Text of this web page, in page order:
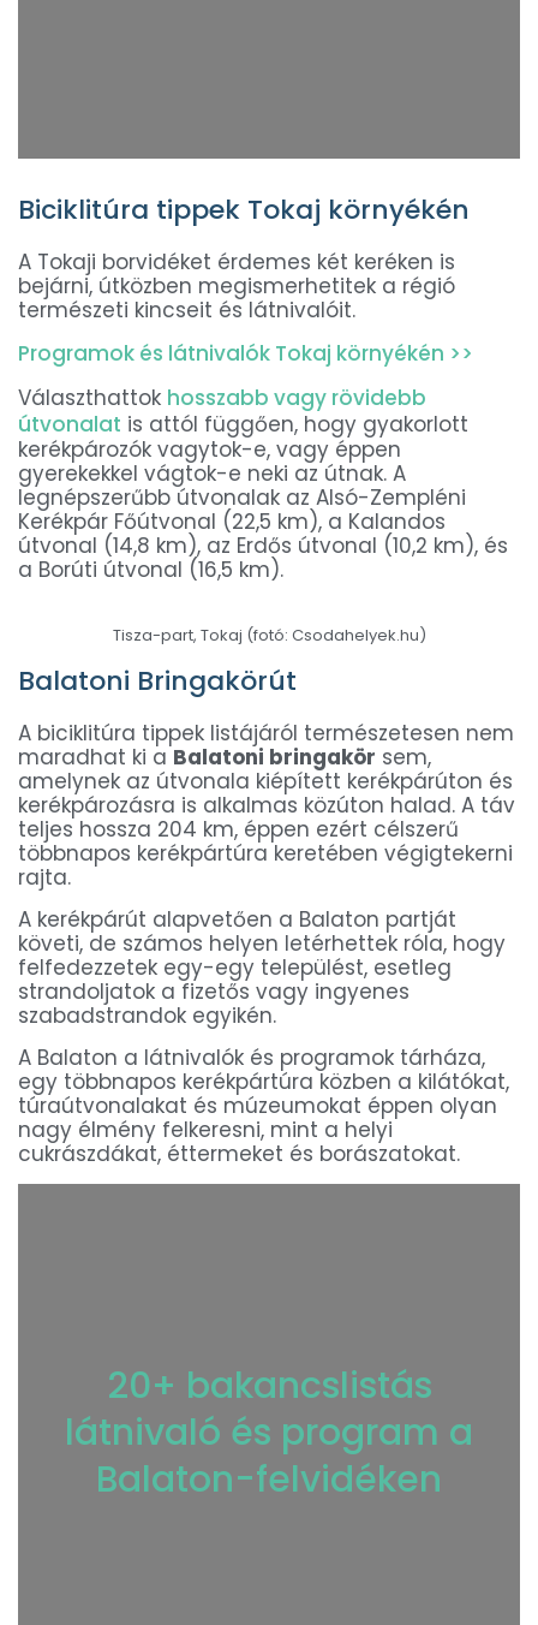
Biciklitúra tippek Tokaj környékén
A Tokaji borvidéket érdemes két keréken is
bejárni, útközben megismerhetitek a régió
természeti kincseit és látnivalóit.
Programok és látnivalók Tokaj környékén >>
Választhattok hosszabb vagy rövidebb
útvonalat is attól függően, hogy gyakorlott
kerékpározók vagytok-e, vagy éppen
gyerekekkel vágtok-e neki az útnak. A
legnépszerűbb útvonalak az Alsó-Zempléni
Kerékpár Főútvonal (22,5 km), a Kalandos
útvonal (14,8 km), az Erdős útvonal (10,2 km), és
a Borúti útvonal (16,5 km).
Tisza-part, Tokaj (fotó: Csodahelyek.hu)
Balatoni Bringakörút
A biciklitúra tippek listájáról természetesen nem
maradhat ki a Balatoni bringakör sem,
amelynek az útvonala kiépített kerékpárúton és
kerékpározásra is alkalmas közúton halad. A táv
teljes hossza 204 km, éppen ezért célszerű
többnapos kerékpártúra keretében végigtekerni
rajta.
A kerékpárút alapvetően a Balaton partját
követi, de számos helyen letérhettek róla, hogy
felfedezzetek egy-egy települést, esetleg
strandoljatok a fizetős vagy ingyenes
szabadstrandok egyikén.
A Balaton a látnivalók és programok tárháza,
egy többnapos kerékpártúra közben a kilátókat,
túraútvonalakat és múzeumokat éppen olyan
nagy élmény felkeresni, mint a helyi
cukrászdákat, éttermeket és borászatokat.
20+ bakancslistás
látnivaló és program a
Balaton-felvidéken